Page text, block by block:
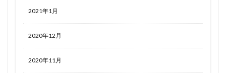
2021年1月
2020年12月
2020年11月